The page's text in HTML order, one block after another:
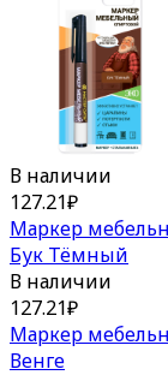
В наличии
127.21₽
Маркер
Бук Тёмный
В наличии
127.21₽
Маркер
Венге